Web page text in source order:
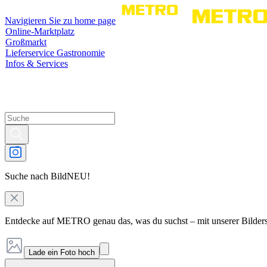
Navigieren Sie zu home page
Online-Marktplatz
Großmarkt
Lieferservice Gastronomie
Infos & Services
Suche nach BildNEU!
Entdecke auf METRO genau das, was du suchst – mit unserer
Lade ein Foto hoch